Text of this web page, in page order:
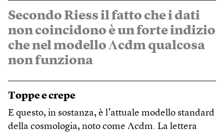
Secondo Riess il fatto che i dati
non coincidono è un forte indizio
che nel modello Λcdm qualcosa
non funziona
Toppe e crepe
E questo, in sostanza, è l’attuale modello standard
della cosmologia, noto come Λcdm. La lettera